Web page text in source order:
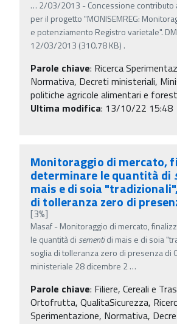
… 2/03/2013 - Concessione contributo
per il progetto "MONISEMREG:
e potenziamento Registro varietale".
12/03/2013 (310.78 KB) .
Parole chiave: Ricerca
Normativa, Decreti ministeriali,
politiche agricole alimentari e
Ultima modifica: 13/10/22 15:48
Monitoraggio di mercato,
determinare le quantità di
mais e di soia
di tolleranza zero di
[3%]
Masaf - Monitoraggio di mercato,
le quantità di sementidi mais e di soia
soglia di tolleranza zero di presenza di
ministeriale 28 dicembre 2…
Parole chiave: Filiere, Cereali e
Ortofrutta, QualitaSicurezza,
Sperimentazione, Normativa,